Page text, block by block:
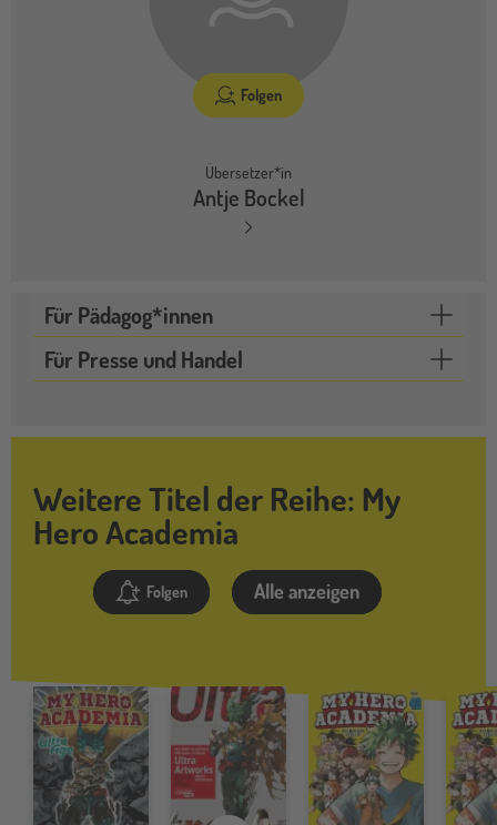
Folgen
Übersetzer*in
Antje Bockel
Für Pädagog*innen
Für Presse und Handel
Weitere Titel der Reihe: My
Hero Academia
Folgen Alle anzeigen